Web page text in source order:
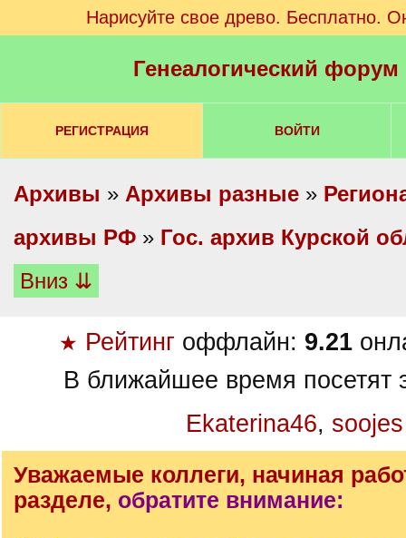
Нарисуйте свое древо. Бесплатно.
Генеалогический
РЕГИСТРАЦИЯ ВОЙТИ
Архивы » Архивы разные »
архивы РФ » Гос. архив Курской
Вниз ⇊
★ Рейтинг оффлайн: 9.21
В ближайшее время посетят
Ekaterina46, soojes
Уважаемые коллеги, начиная
разделе, обратите внимание: